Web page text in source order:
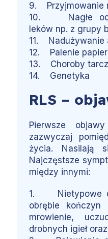
9. Przyjmowanie
10. Nagłe
leków np. z grupy
11. Nadużywanie
12. Palenie
13. Choroby
14. Genetyka
RLS –
Pierwsze
zazwyczaj
życia. Nasilają
Najczęstsze
między innymi:
1. Nietypowe
obrębie kończyn
mrowienie,
drobnych igieł